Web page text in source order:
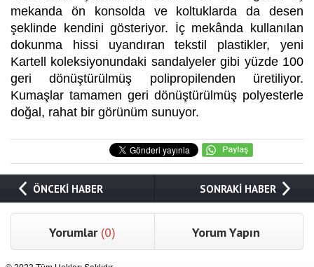
mekanda ön konsolda ve koltuklarda da desen
şeklinde kendini gösteriyor. İç mekânda kullanılan
dokunma hissi uyandıran tekstil plastikler, yeni
Kartell koleksiyonundaki sandalyeler gibi yüzde 100
geri dönüştürülmüş polipropilenden üretiliyor.
Kumaşlar tamamen geri dönüştürülmüş polyesterle
doğal, rahat bir görünüm sunuyor.
ÖNCEKİ HABER SONRAKİ HABER
Yorumlar (0) Yorum Yapın